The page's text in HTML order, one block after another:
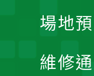
場地
維修